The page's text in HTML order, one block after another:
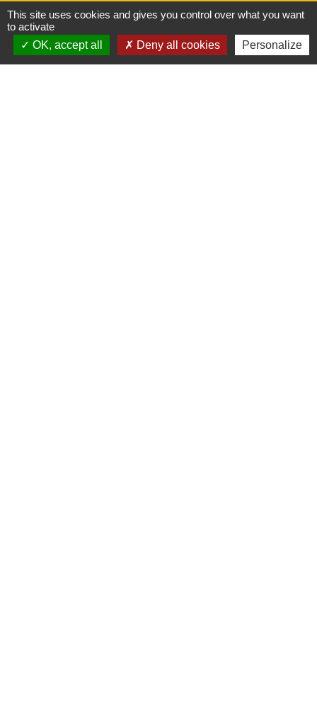
risques liés à la baignade sauvage.
chevron_left Previous
chevron_right
This site uses cookies and gives you control over what you want
to activate
OK, accept all
Deny all cookies Personalize